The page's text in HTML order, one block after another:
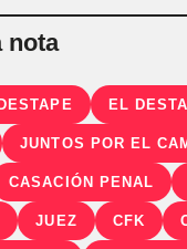
nota
DESTAPE EL
JUNTOS POR EL
CASACIÓN PENAL
JUEZ CFK